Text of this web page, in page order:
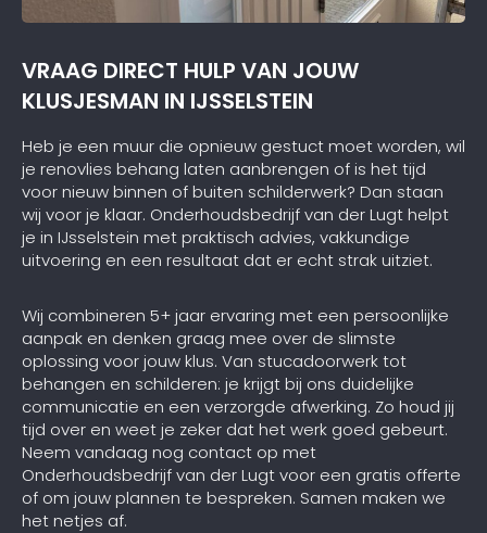
VRAAG DIRECT HULP VAN JOUW
KLUSJESMAN IN IJSSELSTEIN
Heb je een muur die opnieuw gestuct moet worden, wil
je renovlies behang laten aanbrengen of is het tijd
voor nieuw binnen of buiten schilderwerk? Dan staan
wij voor je klaar. Onderhoudsbedrijf van der Lugt helpt
je in IJsselstein met praktisch advies, vakkundige
uitvoering en een resultaat dat er echt strak uitziet.
Wij combineren 5+ jaar ervaring met een persoonlijke
aanpak en denken graag mee over de slimste
oplossing voor jouw klus. Van stucadoorwerk tot
behangen en schilderen: je krijgt bij ons duidelijke
communicatie en een verzorgde afwerking. Zo houd jij
tijd over en weet je zeker dat het werk goed gebeurt.
Neem vandaag nog contact op met
Onderhoudsbedrijf van der Lugt voor een gratis offerte
of om jouw plannen te bespreken. Samen maken we
het netjes af.